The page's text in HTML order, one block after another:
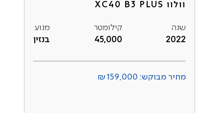
וולוו XC40 B3 PLUS
שנה
2022
קילומטר
45,000
מנוע
בנזין
מחיר מבוקש: ₪159,000